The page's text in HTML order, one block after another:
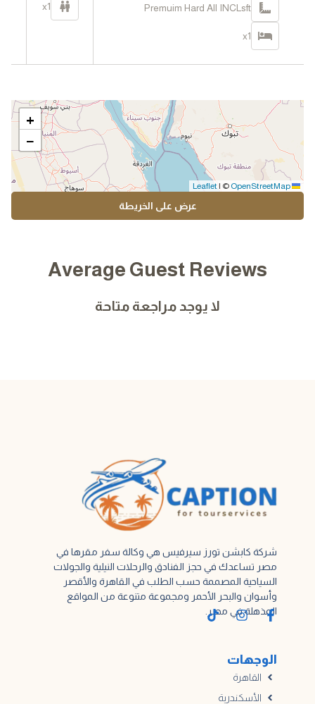
Premuim Hard All INCLsft
x1
x1
+
−
| © OpenStreetMap
عرض على الخريطة
Average Guest Reviews
لا يوجد مراجعة متاحة
شركة كابشن تورز سيرفيس هي وكالة سفر مقرها في
مصر تساعدك في حجز الفنادق والرحلات النيلية والجولات
السياحية المصممة حسب الطلب في القاهرة والأقصر
وأسوان والبحر الأحمر ومجموعة متنوعة من المواقع
المذهلة في مصر.
الوجهات
القاهرة
الأسكندرية